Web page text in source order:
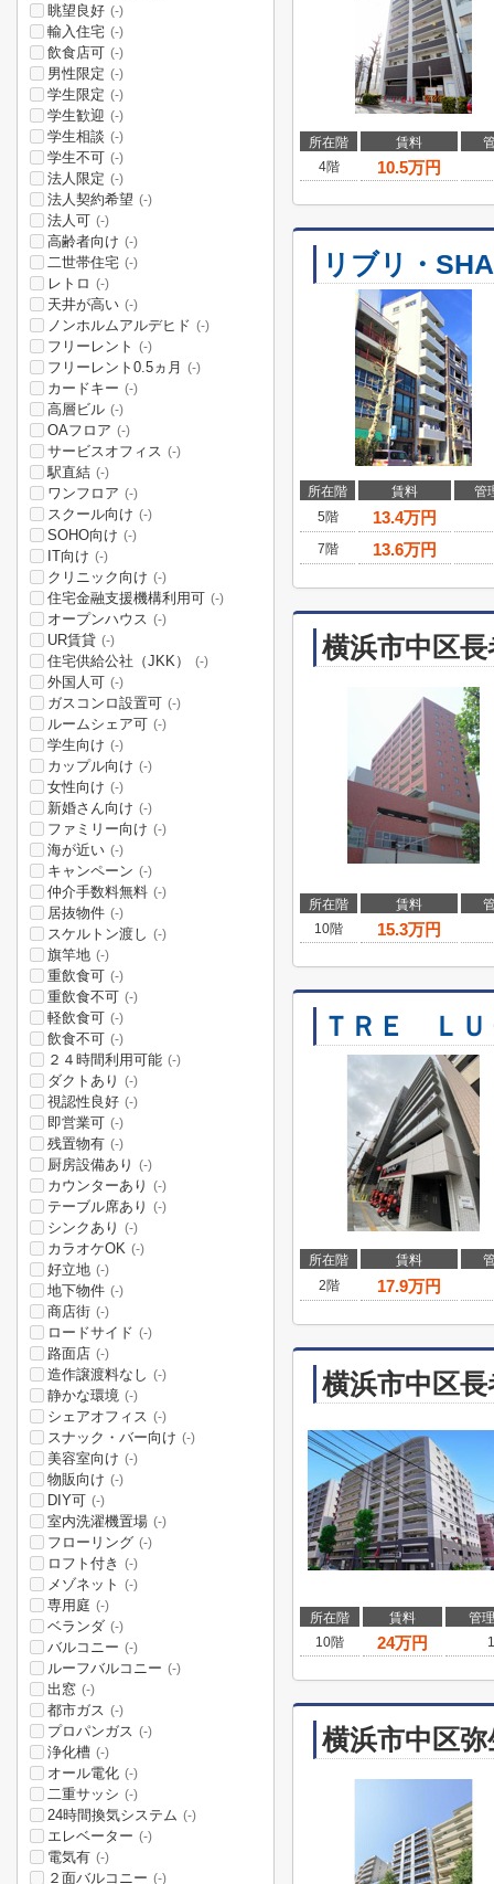
所在階 賃料
4階
10.5万円
リブリ・
所在階 賃料
管
5階
13.4万円
7階 13.6万円
横浜市中区
所在階 賃料
10階
15.3万円
ＴＲＥ ＬＵ
所在階 賃料
2階
17.9万円
横浜市中区
所在階 賃料
管
10階
24万円
横浜市中区
眺望良好 (-)
輸入住宅 (-)
飲食店可 (-)
男性限定 (-)
学生限定 (-)
学生歓迎 (-)
学生相談 (-)
学生不可 (-)
法人限定 (-)
法人契約希望 (-)
法人可 (-)
高齢者向け (-)
二世帯住宅 (-)
レトロ (-)
天井が高い (-)
ノンホルムアルデヒド (-)
フリーレント (-)
フリーレント0.5ヵ月 (-)
カードキー (-)
高層ビル (-)
OAフロア (-)
サービスオフィス (-)
駅直結 (-)
ワンフロア (-)
スクール向け (-)
SOHO向け (-)
IT向け (-)
クリニック向け (-)
住宅金融支援機構利用可 (-)
オープンハウス (-)
UR賃貸 (-)
住宅供給公社（JKK） (-)
外国人可 (-)
ガスコンロ設置可 (-)
ルームシェア可 (-)
学生向け (-)
カップル向け (-)
女性向け (-)
新婚さん向け (-)
ファミリー向け (-)
海が近い (-)
キャンペーン (-)
仲介手数料無料 (-)
居抜物件 (-)
スケルトン渡し (-)
旗竿地 (-)
重飲食可 (-)
重飲食不可 (-)
軽飲食可 (-)
飲食不可 (-)
２４時間利用可能 (-)
ダクトあり (-)
視認性良好 (-)
即営業可 (-)
残置物有 (-)
厨房設備あり (-)
カウンターあり (-)
テーブル席あり (-)
シンクあり (-)
カラオケOK (-)
好立地 (-)
地下物件 (-)
商店街 (-)
ロードサイド (-)
路面店 (-)
造作譲渡料なし (-)
静かな環境 (-)
シェアオフィス (-)
スナック・バー向け (-)
美容室向け (-)
物販向け (-)
DIY可 (-)
室内洗濯機置場 (-)
フローリング (-)
ロフト付き (-)
メゾネット (-)
専用庭 (-)
ベランダ (-)
バルコニー (-)
ルーフバルコニー (-)
出窓 (-)
都市ガス (-)
プロパンガス (-)
浄化槽 (-)
オール電化 (-)
二重サッシ (-)
24時間換気システム (-)
エレベーター (-)
電気有 (-)
２面バルコニー (-)